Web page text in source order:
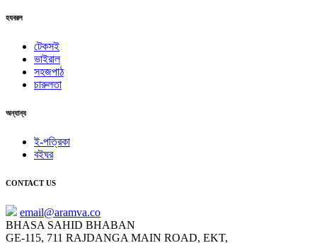
হযবরল
টেকসই
ভাইরাল
সহজপাঠ
চারুলতা
অন্যান্য
ই-পত্রিকা
বইঘর
CONTACT US
email@aramva.co
BHASA SAHID BHABAN
GE-115, 711 RAJDANGA MAIN ROAD, EKT,